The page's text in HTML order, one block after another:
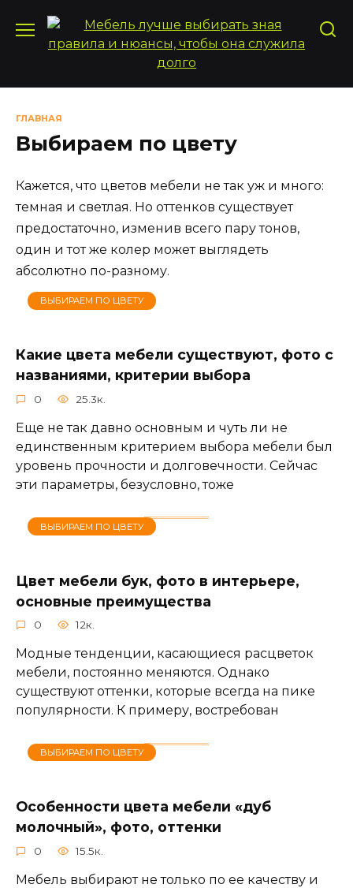
содержанию
ГЛАВНАЯ
Выбираем по цвету
Кажется, что цветов мебели не так уж и много:
темная и светлая. Но оттенков существует
предостаточно, изменив всего пару тонов,
один и тот же колер может выглядеть
абсолютно по-разному.
ВЫБИРАЕМ ПО ЦВЕТУ
Какие цвета мебели существуют, фото с
названиями, критерии выбора
0 25.3к.
Еще не так давно основным и чуть ли не
единственным критерием выбора мебели был
уровень прочности и долговечности. Сейчас
эти параметры, безусловно, тоже
ВЫБИРАЕМ ПО ЦВЕТУ
Цвет мебели бук, фото в интерьере,
основные преимущества
0 12к.
Модные тенденции, касающиеся расцветок
мебели, постоянно меняются. Однако
существуют оттенки, которые всегда на пике
популярности. К примеру, востребован
ВЫБИРАЕМ ПО ЦВЕТУ
Особенности цвета мебели «дуб
молочный», фото, оттенки
0 15.5к.
Мебель выбирают не только по ее качеству и